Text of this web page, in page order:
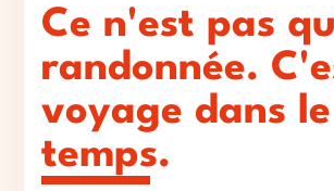
Ce n'est pas
randonnée.
voyage dans le
temps.